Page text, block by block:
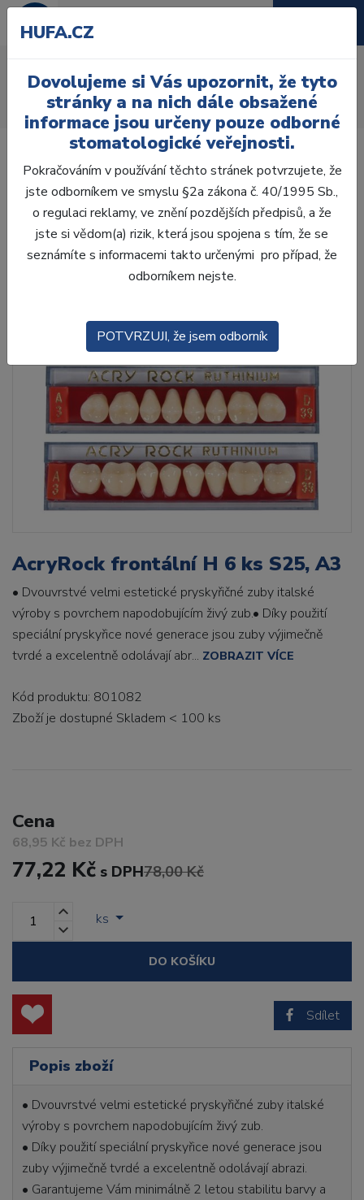
Úvod Zuby
AcryRock
AcryRock frontální H 6 ks S25, A3
AcryRock frontální H 6 ks S25, A3
• Dvouvrstvé velmi estetické pryskyřičné zuby italské
výroby s povrchem napodobujícím živý zub.• Díky použití
speciální pryskyřice nové generace jsou zuby výjimečně
tvrdé a excelentně odolávají abr... ZOBRAZIT VÍCE
Kód produktu: 801082
Zboží je dostupné Skladem < 100 ks
Cena
68,95 Kč bez DPH
77,22 Kč s DPH78,00 Kč
ks
DO KOŠÍKU
Sdílet
Popis zboží
• Dvouvrstvé velmi estetické pryskyřičné zuby italské
výroby s povrchem napodobujícím živý zub.
• Díky použití speciální pryskyřice nové generace jsou
zuby výjimečně tvrdé a excelentně odolávají abrazi.
• Garantujeme Vám minimálně 2 letou stabilitu barvy a
HUFA.CZ
Dovolujeme si Vás upozornit, že tyto
stránky a na nich dále obsažené
informace jsou určeny pouze odborné
stomatologické veřejnosti.
Pokračováním v používání těchto stránek potvrzujete, že
jste odborníkem ve smyslu §2a zákona č. 40/1995 Sb.,
o regulaci reklamy, ve znění pozdějších předpisů, a že
jste si vědom(a) rizik, která jsou spojena s tím, že se
seznámíte s informacemi takto určenými pro případ, že
odborníkem nejste.
POTVRZUJI, že jsem odborník